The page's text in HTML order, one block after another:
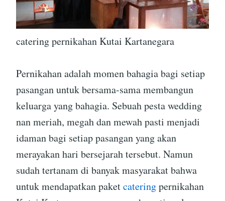
catering pernikahan Kutai Kartanegara
Pernikahan adalah momen bahagia bagi setiap
pasangan untuk bersama-sama membangun
keluarga yang bahagia. Sebuah pesta wedding
nan meriah, megah dan mewah pasti menjadi
idaman bagi setiap pasangan yang akan
merayakan hari bersejarah tersebut. Namun
sudah tertanam di banyak masyarakat bahwa
untuk mendapatkan paketcateringpernikahan